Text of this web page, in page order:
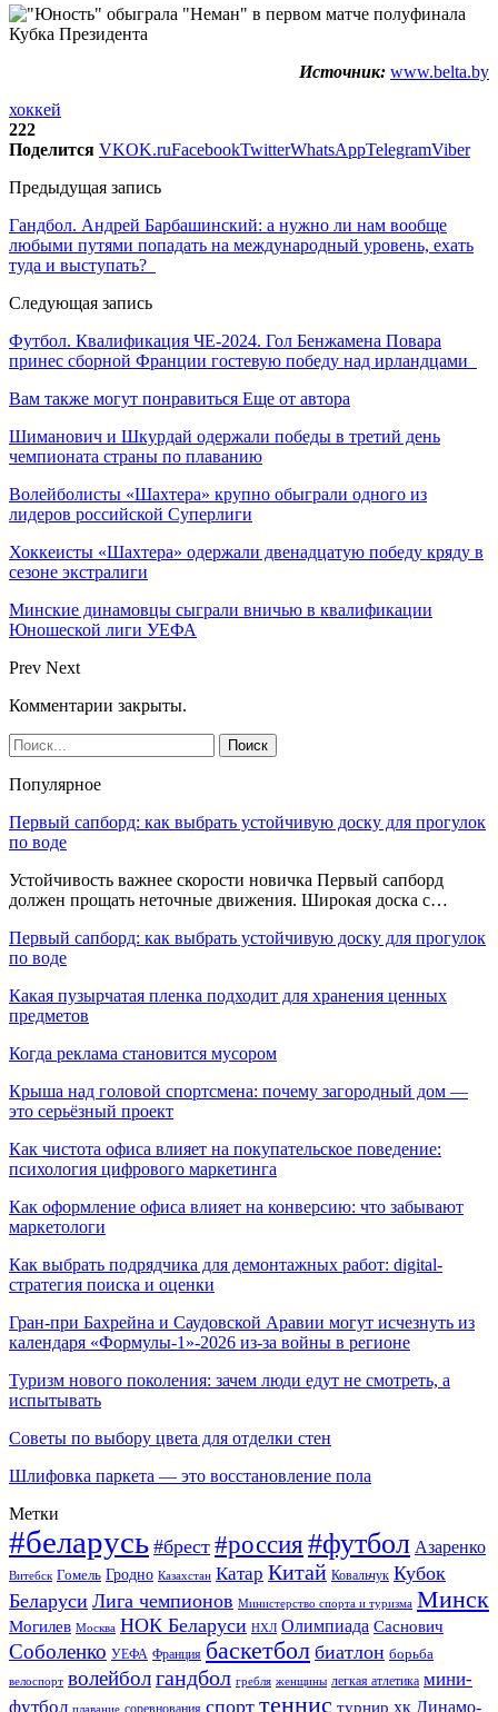
Источник: www.belta.by
хоккей
222
Поделится VKOK.ruFacebookTwitterWhatsAppTelegramViber
Предыдущая запись
Гандбол. Андрей Барбашинский: а нужно ли нам вообще
любыми путями попадать на международный уровень, ехать
туда и выступать?
Следующая запись
Футбол. Квалификация ЧЕ-2024. Гол Бенжамена Повара
принес сборной Франции гостевую победу над ирландцами
Вам также могут понравиться Еще от автора
Шиманович и Шкурдай одержали победы в третий день
чемпионата страны по плаванию
Волейболисты «Шахтера» крупно обыграли одного из
лидеров российской Суперлиги
Хоккеисты «Шахтера» одержали двенадцатую победу кряду в
сезоне экстралиги
Минские динамовцы сыграли вничью в квалификации
Юношеской лиги УЕФА
Prev Next
Комментарии закрыты.
Популярное
Первый сапборд: как выбрать устойчивую доску для прогулок
по воде
Устойчивость важнее скорости новичка Первый сапборд
должен прощать неточные движения. Широкая доска с…
Первый сапборд: как выбрать устойчивую доску для прогулок
по воде
Какая пузырчатая пленка подходит для хранения ценных
предметов
Когда реклама становится мусором
Крыша над головой спортсмена: почему загородный дом —
это серьёзный проект
Как чистота офиса влияет на покупательское поведение:
психология цифрового маркетинга
Как оформление офиса влияет на конверсию: что забывают
маркетологи
Как выбрать подрядчика для демонтажных работ: digital-
стратегия поиска и оценки
Гран-при Бахрейна и Саудовской Аравии могут исчезнуть из
календаря «Формулы-1»-2026 из-за войны в регионе
Туризм нового поколения: зачем люди едут не смотреть, а
испытывать
Советы по выбору цвета для отделки стен
Шлифовка паркета — это восстановление пола
Метки
#беларусь #брест #россия#футбол Азаренко
Витебск Гомель Гродно Казахстан Катар Китай Ковальчук Кубок
Беларуси Лига чемпионов Министерство спорта и туризма Минск
Могилев Москва НОК Беларуси НХЛ Олимпиада Саснович
Соболенко УЕФА Франция баскетбол биатлон борьба
велоспорт волейболгандбол гребля женщины легкая атлетика мини-
футбол плавание соревнования спорт теннис турнир хк Динамо-